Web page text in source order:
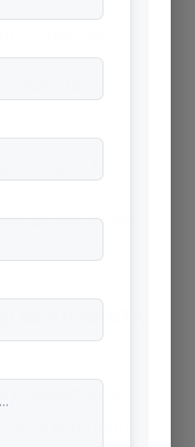
la
la ISU
de securitate
MENTENANȚĂ
detectoare